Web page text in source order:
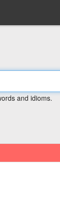
and idioms.